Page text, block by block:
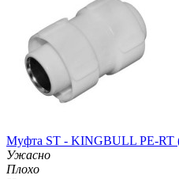
Муфта ST - KINGBULL PE-RT
Ужасно
Плохо